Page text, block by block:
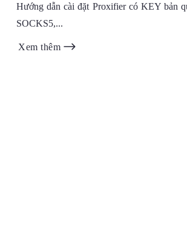
Hướng dẫn cài đặt Proxifier có KEY bản
SOCKS5,...
Xem thêm